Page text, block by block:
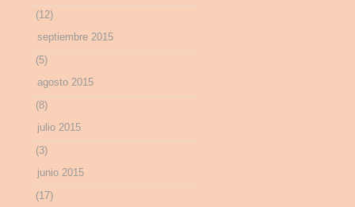
(12)
septiembre 2015
(5)
agosto 2015
(8)
julio 2015
(3)
junio 2015
(17)